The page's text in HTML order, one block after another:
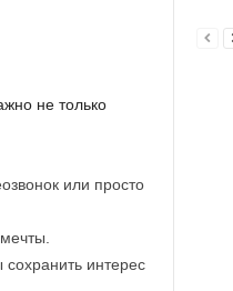
не только
или просто
интерес